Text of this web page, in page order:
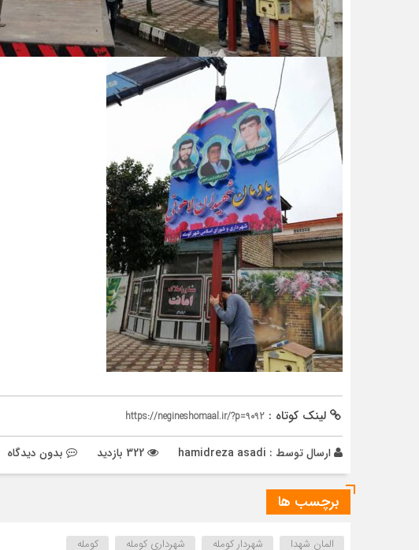
لینک کوتاه : https://negineshomaal.ir/?p=9092
ارسال توسط : hamidreza asadi بدون دیدگاه
برچسب ها
المان شهدا شهردار کومله شهرداری کومله کومله